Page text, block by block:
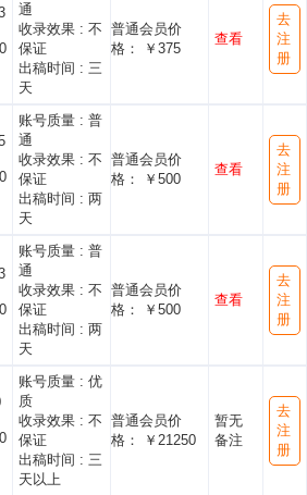
通
收录效果 : 不
保证
出稿时间 : 三
天
普通会员价
格： ￥375
查看
去
注
册
账号质量 : 普
通
收录效果 : 不
保证
出稿时间 : 两
天
普通会员价
格： ￥500
查看
去
注
册
账号质量 : 普
通
收录效果 : 不
保证
出稿时间 : 两
天
普通会员价
格： ￥500
查看
去
注
册
账号质量 : 优
质
收录效果 : 不
保证
出稿时间 : 三
天以上
普通会员价
格： ￥21250
暂无
备注
去
注
册